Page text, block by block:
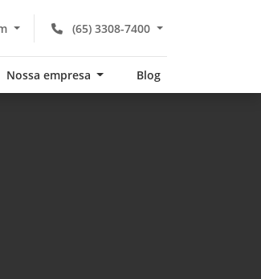
(65) 3308-7400
Nossa empresa Blog